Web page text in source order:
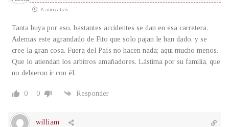
8 años atrás
Tanta buya por eso, bastantes accidentes se dan en esa carretera.
Ademas este agrandado de Fito que solo pajan le han dado, y se
cree la gran cosa. Fuera del País no hacen nada; aqui mucho menos.
Que lo atiendan los arbitros amañadores. Lástima por su familia, que
no debieron ir con él.
0 0 Responder
william